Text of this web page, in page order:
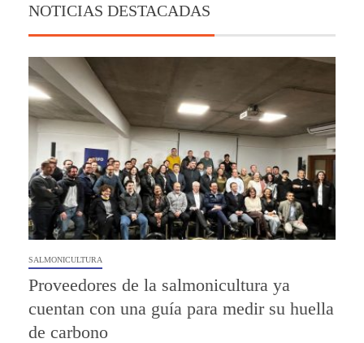
NOTICIAS DESTACADAS
SALMONICULTURA
Proveedores de la salmonicultura ya
cuentan con una guía para medir su huella
de carbono